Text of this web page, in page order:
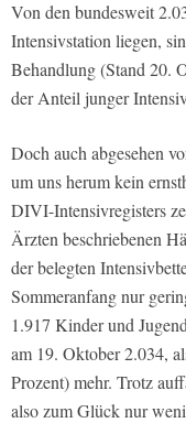
Von den bundesweit
Intensivstation liegen,
Behandlung (Stand 20.
der Anteil junger
Doch auch abgesehen
um uns herum kein
DIVI-Intensivregisters
Ärzten beschriebenen
der belegten
Sommeranfang nur
1.917 Kinder und
am 19. Oktober 2.034,
Prozent) mehr. Trotz
also zum Glück nur